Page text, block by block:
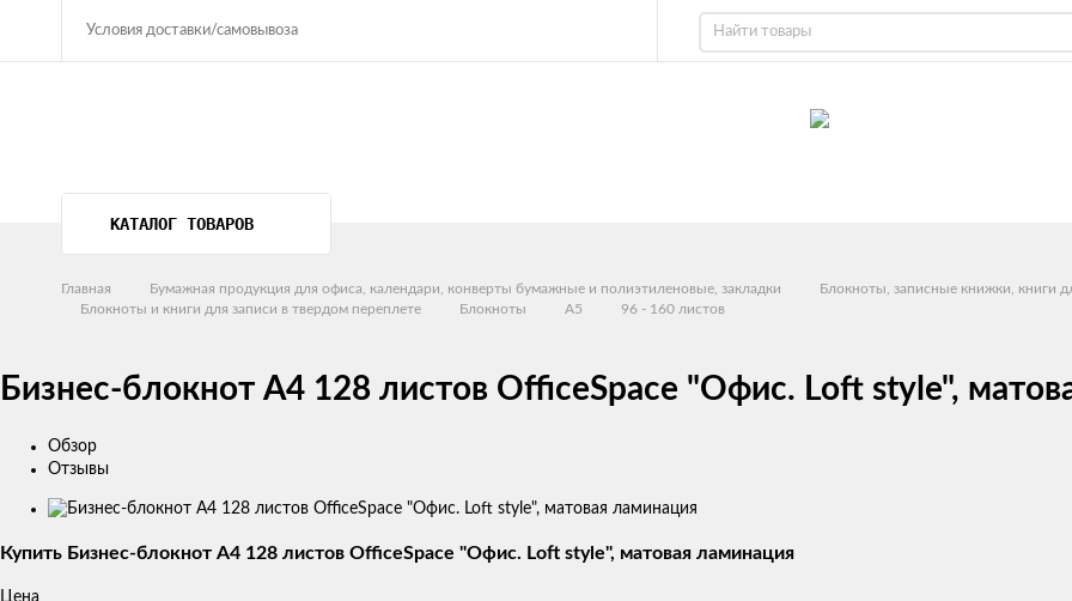
Условия доставки/самовывоза
КАТАЛОГ ТОВАРОВ
Главная Бумажная продукция для офиса, календари, конверты бумажные и полиэтиленовые, закладки
Блокноты, записные книжки, книги
Блокноты и книги для записи в твердом переплете
Блокноты A5 96 - 160 листов
Бизнес-блокнот А4 128 листов OfficeSpace "Офис. Loft style",
Обзор
Отзывы
Изображения
товаров
Купить Бизнес-блокнот А4 128 листов OfficeSpace "Офис. Loft style", матовая ламинация